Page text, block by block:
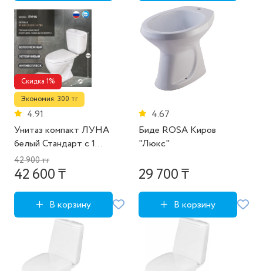
Скидка 1%
Экономия: 300 тг
4.91
Унитаз компакт ЛУНА
белый Стандарт с 1
уровн.арматурой,
сиденьем и крепл. ВКЗ
42 900 тг
42 600 ₸
В корзину
4.67
Биде ROSA Киров
"Люкс"
29 700 ₸
В корзину